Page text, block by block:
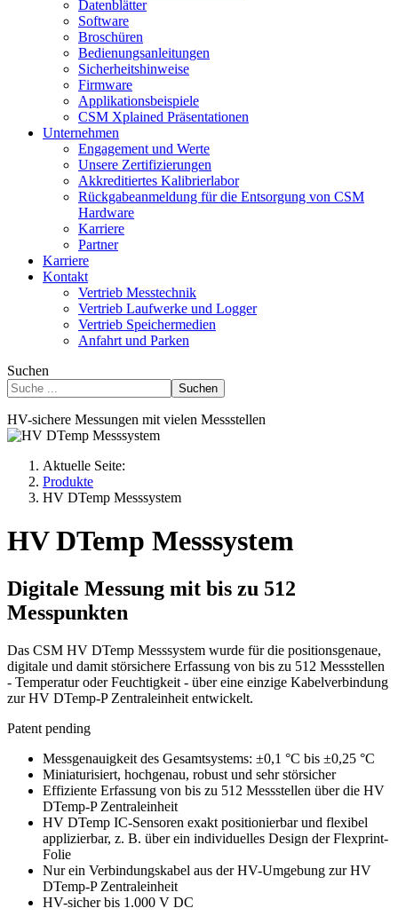
Datenblätter
Software
Broschüren
Bedienungsanleitungen
Sicherheitshinweise
Firmware
Applikationsbeispiele
CSM Xplained Präsentationen
Unternehmen
Engagement und Werte
Unsere Zertifizierungen
Akkreditiertes Kalibrierlabor
Rückgabeanmeldung für die Entsorgung von CSM
Hardware
Karriere
Partner
Karriere
Kontakt
Vertrieb Messtechnik
Vertrieb Laufwerke und Logger
Vertrieb Speichermedien
Anfahrt und Parken
Suchen
Suchen
HV-sichere Messungen mit vielen Messstellen
Aktuelle Seite:
Produkte
HV DTemp Messsystem
HV DTemp Messsystem
Digitale Messung mit bis zu 512
Messpunkten
Das CSM HV DTemp Messsystem wurde für die positionsgenaue,
digitale und damit störsichere Erfassung von bis zu 512 Messstellen
- Temperatur oder Feuchtigkeit - über eine einzige Kabelverbindung
zur HV DTemp-P Zentraleinheit entwickelt.
Patent pending
Messgenauigkeit des Gesamtsystems: ±0,1 °C bis ±0,25 °C
Miniaturisiert, hochgenau, robust und sehr störsicher
Effiziente Erfassung von bis zu 512 Messstellen über die HV
DTemp-P Zentraleinheit
HV DTemp IC-Sensoren exakt positionierbar und flexibel
applizierbar, z. B. über ein individuelles Design der Flexprint-
Folie
Nur ein Verbindungskabel aus der HV-Umgebung zur HV
DTemp-P Zentraleinheit
HV-sicher bis 1.000 V DC